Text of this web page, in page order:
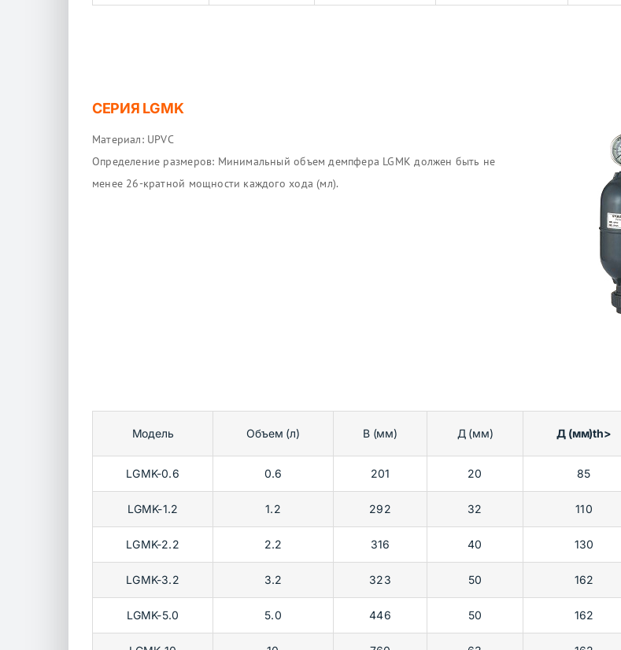
СЕРИЯ LGMK
Материал: UPVC
Определение размеров: Минимальный объем демпфера LGMK должен быть не
менее 26-кратной мощности каждого хода (мл).
Модель Объем (л) В (мм) Д (мм) Д (мм)th>
LGMK-0.6 0.6 201 20 85
LGMK-1.2 1.2 292 32 110
LGMK-2.2 2.2 316 40 130
LGMK-3.2 3.2 323 50 162
LGMK-5.0 5.0 446 50 162